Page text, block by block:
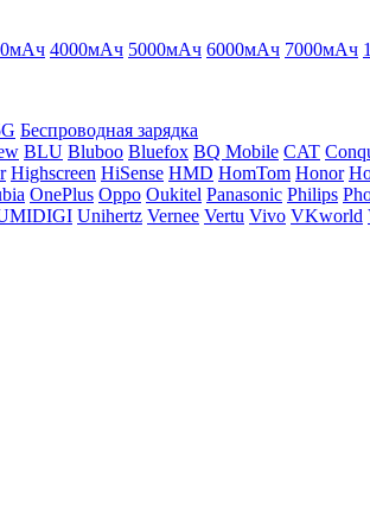
4000мАч 5000мАч 6000мАч 7000мАч
Беспроводная зарядка
BLU Bluboo Bluefox BQ Mobile CAT
Highscreen HiSense HMD HomTom Honor
OnePlus Oppo Oukitel Panasonic Philips
Unihertz Vernee Vertu Vivo VKworld